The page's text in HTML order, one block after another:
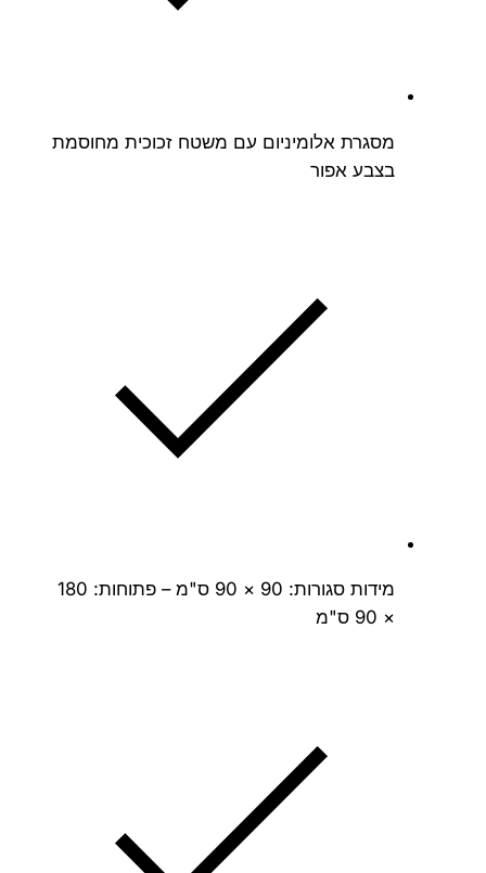
מסגרת אלומיניום עם משטח זכוכית מחוסמת
בצבע אפור
מידות סגורות: 90 × 90 ס"מ – פתוחות: 180
× 90 ס"מ